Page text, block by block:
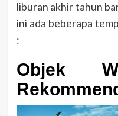
liburan akhir tahun
ini ada beberapa
:
Objek